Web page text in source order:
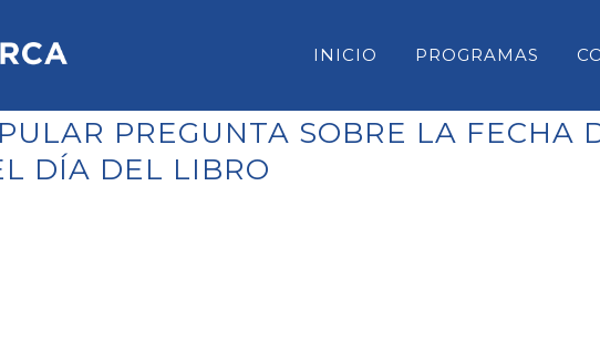
INICIO PROGRAMAS
PREGUNTA SOBRE LA FECHA
DÍA DEL LIBRO